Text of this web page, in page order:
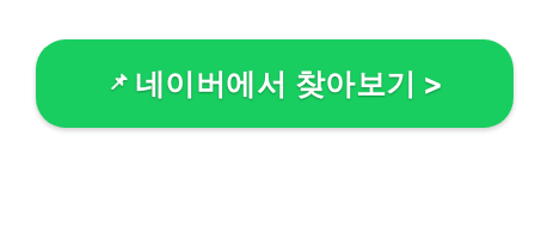
네이버에서 찾아보기 >